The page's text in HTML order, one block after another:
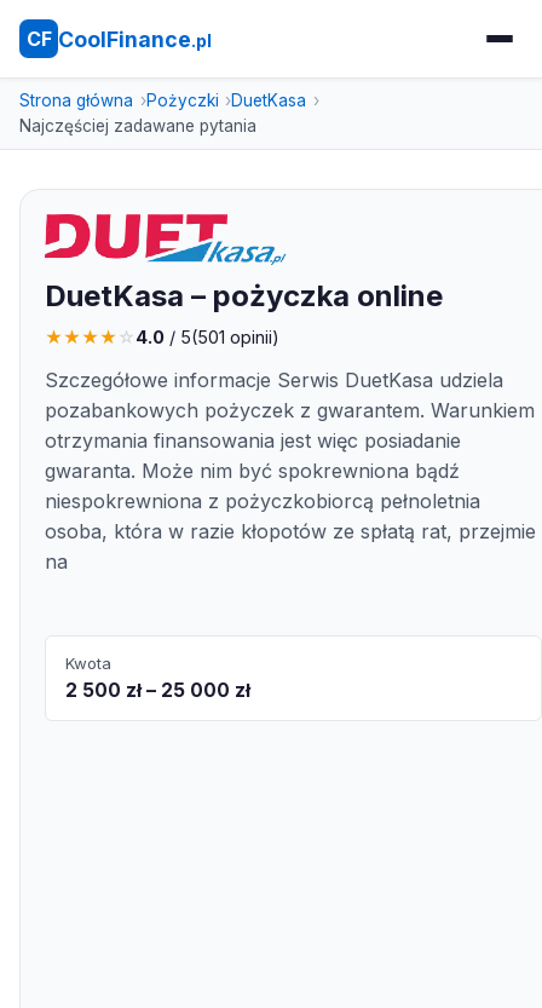
CF CoolFinance.pl
Strona główna Pożyczki
DuetKasa
Najczęściej zadawane pytania
DuetKasa – pożyczka online
★★★★☆4.0 / 5(501 opinii)
Szczegółowe informacje Serwis DuetKasa udziela
pozabankowych pożyczek z gwarantem. Warunkiem
otrzymania finansowania jest więc posiadanie
gwaranta. Może nim być spokrewniona bądź
niespokrewniona z pożyczkobiorcą pełnoletnia
osoba, która w razie kłopotów ze spłatą rat, przejmie
na
Kwota
2 500 zł – 25 000 zł